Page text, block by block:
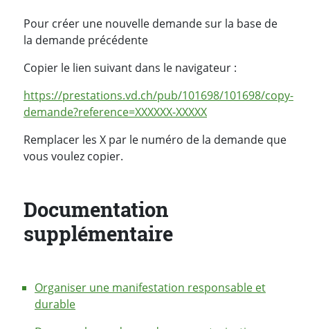
Pour créer une nouvelle demande sur la base de
la demande précédente
Copier le lien suivant dans le navigateur :
https://prestations.vd.ch/pub/101698/101698/copy-
demande?reference=XXXXXX-XXXXX
Remplacer les X par le numéro de la demande que
vous voulez copier.
Documentation
supplémentaire
Organiser une manifestation responsable et
durable